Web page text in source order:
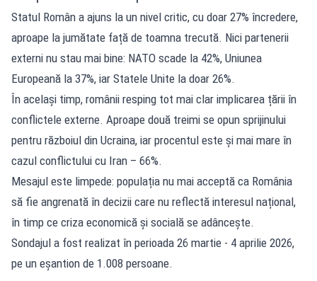
Statul Român a ajuns la un nivel critic, cu doar 27% încredere,
aproape la jumătate față de toamna trecută. Nici partenerii
externi nu stau mai bine: NATO scade la 42%, Uniunea
Europeană la 37%, iar Statele Unite la doar 26%.
În același timp, românii resping tot mai clar implicarea țării în
conflictele externe. Aproape două treimi se opun sprijinului
pentru războiul din Ucraina, iar procentul este și mai mare în
cazul conflictului cu Iran – 66%.
Mesajul este limpede: populația nu mai acceptă ca România
să fie angrenată în decizii care nu reflectă interesul național,
în timp ce criza economică și socială se adâncește.
Sondajul a fost realizat în perioada 26 martie - 4 aprilie 2026,
pe un eșantion de 1.008 persoane.